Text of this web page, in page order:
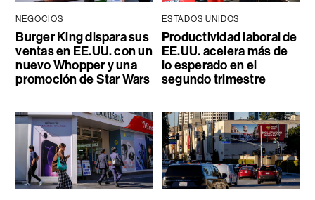
NEGOCIOS
Burger King dispara sus
ventas en EE.UU. con un
nuevo Whopper y una
promoción de Star Wars
ESTADOS UNIDOS
Productividad laboral de
EE.UU. acelera más de
lo esperado en el
segundo trimestre